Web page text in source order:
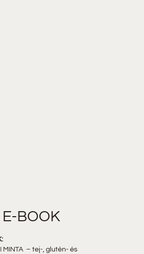
E-BOOK
MINTA – tej-, glutén- és